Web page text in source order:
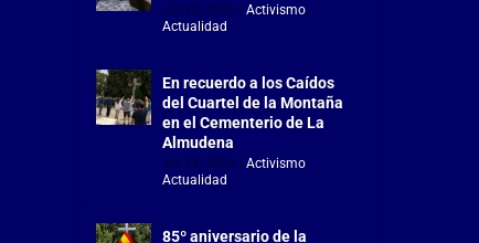
Jul 18, 2026 |Activismo,
Actualidad
En recuerdo a los Caídos
del Cuartel de la Montaña
en el Cementerio de La
Almudena
Jul 18, 2026 |Activismo,
Actualidad
85º aniversario de la